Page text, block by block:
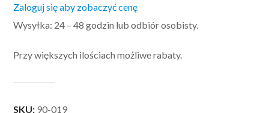
Zaloguj się aby zobaczyć cenę
Wysyłka: 24 – 48 godzin lub odbiór osobisty.
Przy większych ilościach możliwe rabaty.
SKU: 90-019